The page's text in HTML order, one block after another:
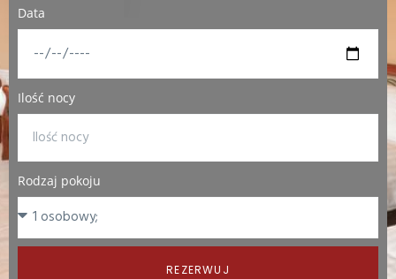
Data
Ilość nocy
Rodzaj pokoju
REZERWUJ